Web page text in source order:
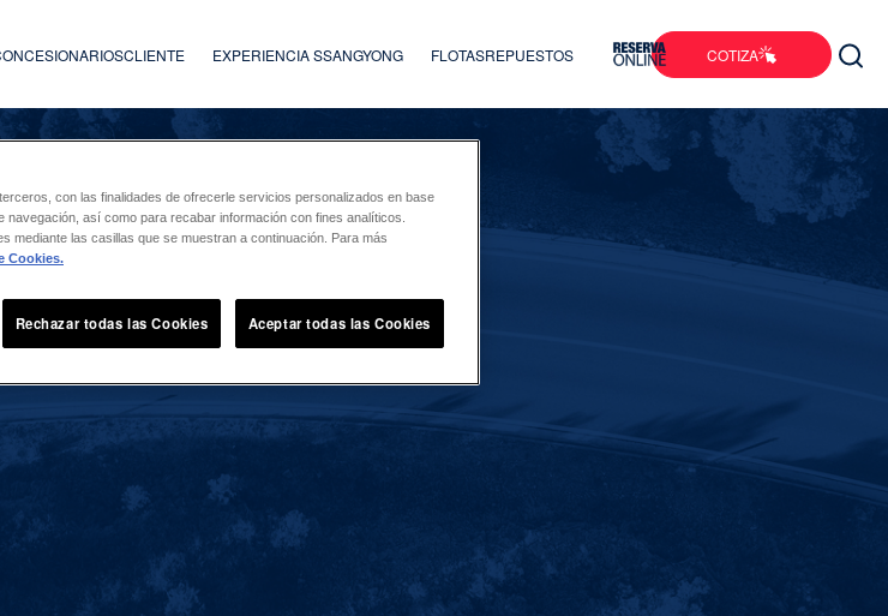
CLIENTE EXPERIENCIA SSANGYONG FLOTASREPUESTOS COTIZA
con las finalidades de ofrecerle servicios personalizados en base
navegación, así como para recabar información con fines analíticos.
mediante las casillas que se muestran a continuación. Para más
Cookies.
Rechazar todas las Cookies Aceptar todas las Cookies